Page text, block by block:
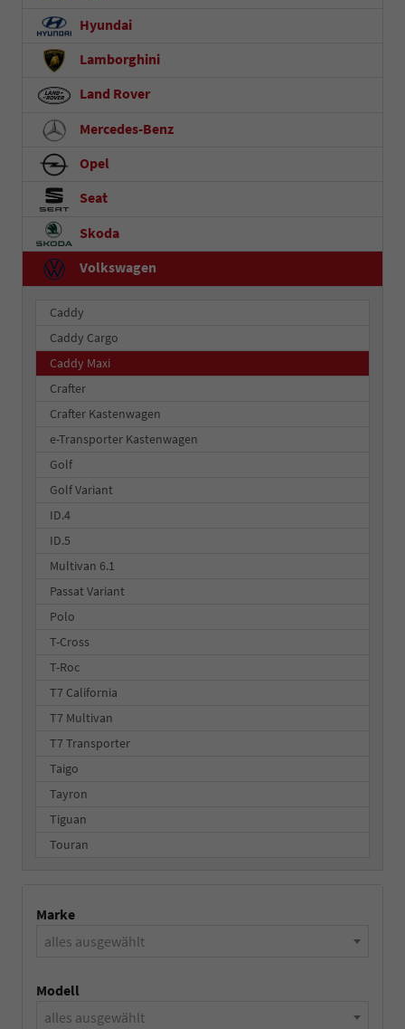
Hyundai
Lamborghini
Land Rover
Mercedes-Benz
Opel
Seat
Skoda
Volkswagen
Caddy
Caddy Cargo
Caddy Maxi
Crafter
Crafter Kastenwagen
e-Transporter Kastenwagen
Golf
Golf Variant
ID.4
ID.5
Multivan 6.1
Passat Variant
Polo
T-Cross
T-Roc
T7 California
T7 Multivan
T7 Transporter
Taigo
Tayron
Tiguan
Touran
Marke
alles ausgewählt
Modell
alles ausgewählt